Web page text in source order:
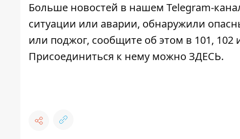
Больше новостей в нашем Telegram-
ситуации или аварии, обнаружили
или поджог, сообщите об этом в 101,
Присоединиться к нему можно ЗДЕСЬ.